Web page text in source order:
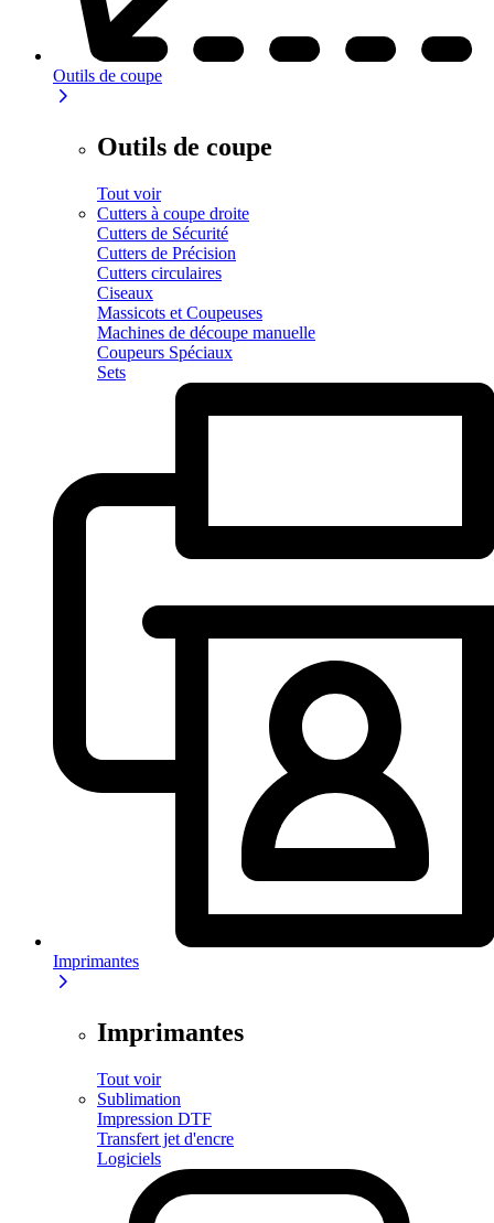
Outils de coupe
Outils de coupe
Tout voir
Cutters à coupe droite
Cutters de Sécurité
Cutters de Précision
Cutters circulaires
Ciseaux
Massicots et Coupeuses
Machines de découpe manuelle
Coupeurs Spéciaux
Sets
Imprimantes
Imprimantes
Tout voir
Sublimation
Impression DTF
Transfert jet d'encre
Logiciels